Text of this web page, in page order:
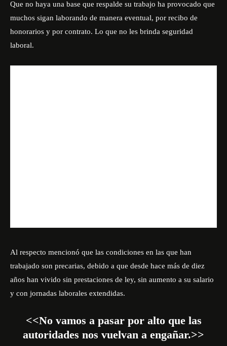
Que no haya una base que respalde su trabajo ha provocado que
muchos sigan laborando de manera eventual, por recibo de
honorarios y por contrato. Lo que no les brinda seguridad
laboral.
Al respecto mencionó que las condiciones en las que han
trabajado son precarias, debido a que desde hace más de diez
años han vivido sin prestaciones de ley, sin aumento a su salario
y con jornadas laborales extendidas.
<<No vamos a pasar por alto que las
autoridades nos vuelvan a engañar.>>